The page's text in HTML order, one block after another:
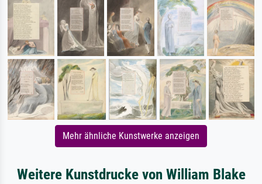
Mehr ähnliche Kunstwerke anzeigen
Weitere Kunstdrucke von William Blake